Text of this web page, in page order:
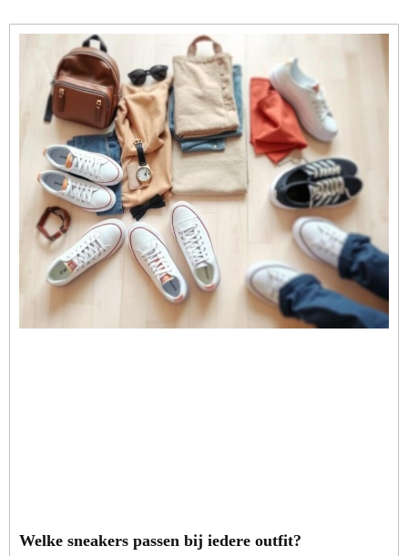
Welke sneakers passen bij iedere outfit?